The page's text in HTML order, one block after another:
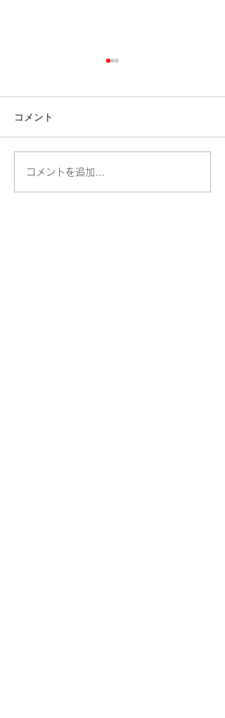
オリンピックの切符をかけた
女子バレーボールの試合をテ
熱戦には心が惹きつけられる
ものがあった
コメント
コメントを追加…